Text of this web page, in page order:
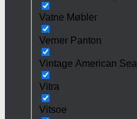
Vatne Møbler
Verner Panton
Vintage American
Vitra
Vitsoe